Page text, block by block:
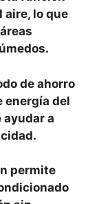
aire, lo que
de ahorro
energía del
ayudar a
permite